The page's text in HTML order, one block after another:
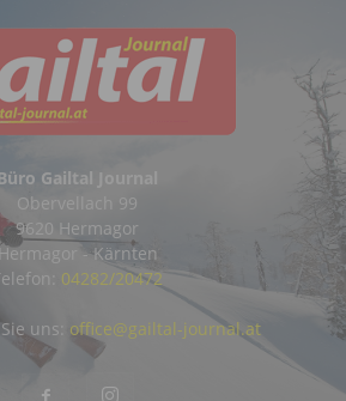
Gailtal Journal
Obervellach 99
9620 Hermagor
Hermagor - Kärnten
04282/20472
uns: office@gailtal-journal.at